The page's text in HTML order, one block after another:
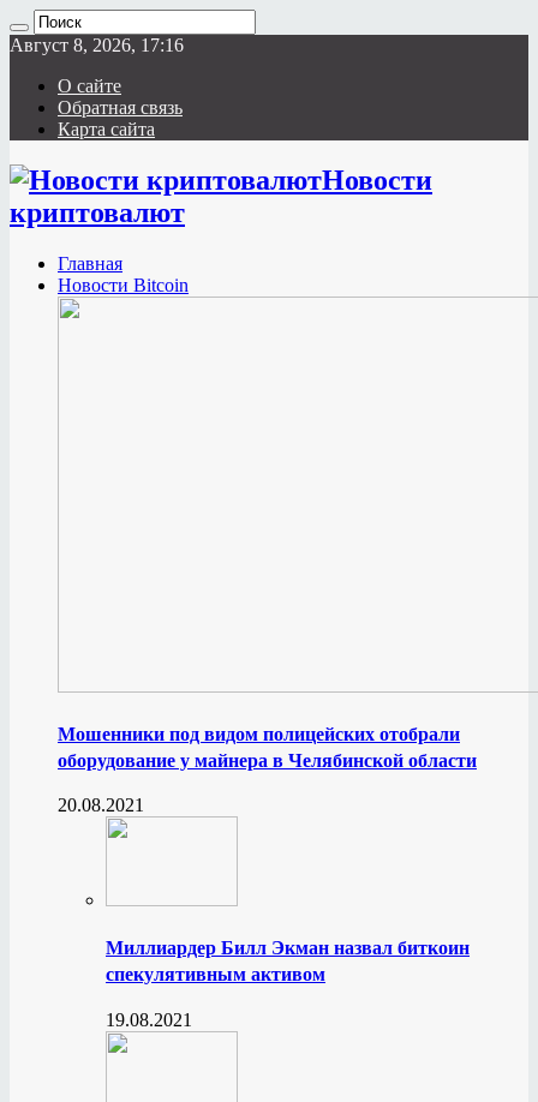
Август 8, 2026, 17:16
О сайте
Обратная связь
Карта сайта
Новости
криптовалют
Главная
Новости Bitcoin
Мошенники под видом полицейских отобрали
оборудование у майнера в Челябинской области
20.08.2021
Миллиардер Билл Экман назвал биткоин
спекулятивным активом
19.08.2021